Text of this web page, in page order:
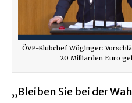
ÖVP-Klubchef Wöginger:
20 Milliarden Euro
„Bleiben Sie bei der